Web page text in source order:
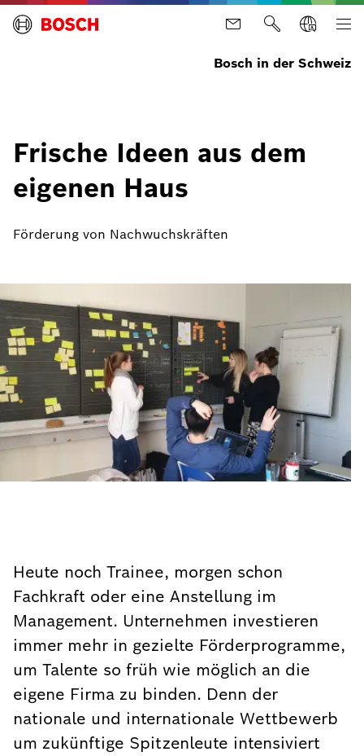
Bosch in der Schweiz
Frische Ideen aus dem
eigenen Haus
Förderung von Nachwuchskräften
Heute noch Trainee, morgen schon
Fachkraft oder eine Anstellung im
Management. Unternehmen investieren
immer mehr in gezielte Förderprogramme,
um Talente so früh wie möglich an die
eigene Firma zu binden. Denn der
nationale und internationale Wettbewerb
um zukünftige Spitzenleute intensiviert